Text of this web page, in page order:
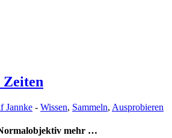
Zeiten
Jannke - Wissen, Sammeln, Ausprobieren
mehr …